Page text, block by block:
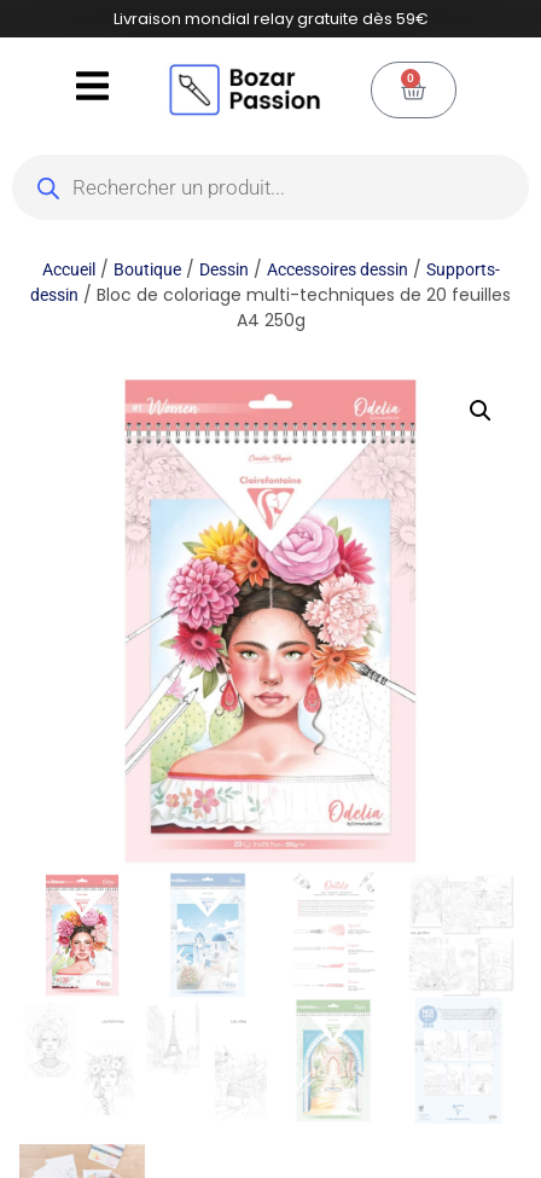
Livraison mondial relay gratuite dès 59€
0
Accueil/ Boutique/ Dessin / Accessoires dessin / Supports-
dessin / Bloc de coloriage multi-techniques de 20 feuilles
A4 250g